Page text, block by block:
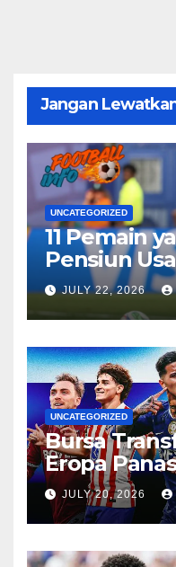
Jangan
UNCATEGORIZED
11 Pemain
Pensiun
JULY 22, 2026
UNCATEGORIZED
Bursa
Eropa
Panas Ini
JULY 20, 2026